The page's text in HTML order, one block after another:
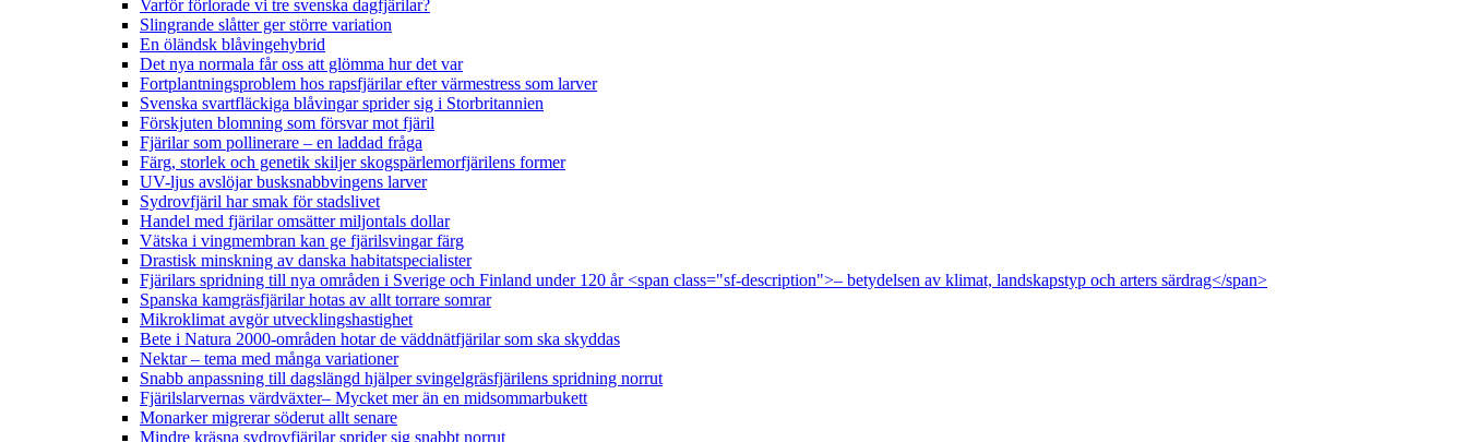
Varför förlorade vi tre svenska dagfjärilar?
Slingrande slåtter ger större variation
En öländsk blåvingehybrid
Det nya normala får oss att glömma hur det var
Fortplantningsproblem hos rapsfjärilar efter värmestress som larver
Svenska svartfläckiga blåvingar sprider sig i Storbritannien
Förskjuten blomning som försvar mot fjäril
Fjärilar som pollinerare – en laddad fråga
Färg, storlek och genetik skiljer skogspärlemorfjärilens former
UV-ljus avslöjar busksnabbvingens larver
Sydrovfjäril har smak för stadslivet
Handel med fjärilar omsätter miljontals dollar
Vätska i vingmembran kan ge fjärilsvingar färg
Drastisk minskning av danska habitatspecialister
Fjärilars spridning till nya områden i Sverige och Finland under 120 år <span class="sf-description">– betydelsen av klimat, landskapstyp och arters särdrag</span>
Spanska kamgräsfjärilar hotas av allt torrare somrar
Mikroklimat avgör utvecklingshastighet
Bete i Natura 2000-områden hotar de väddnätfjärilar som ska skyddas
Nektar – tema med många variationer
Snabb anpassning till dagslängd hjälper svingelgräsfjärilens spridning norrut
Fjärilslarvernas värdväxter– Mycket mer än en midsommarbukett
Monarker migrerar söderut allt senare
Mindre kräsna sydrovfjärilar sprider sig snabbt norrut